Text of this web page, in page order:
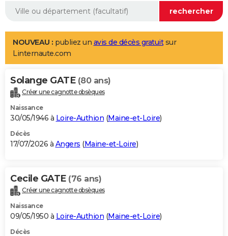
Aménagement intérieur
LIFESTYLE
Art de vivre
Bien-être
Loisirs
Mode
Modes de vie
Alimentation
Guide de la santé
Maladies
Médicaments
Sommeil
VOYAGE
Destinations
City break
Voyage nature
Voyage de noces
Forum
Climat
+PHOTO
GUIDES D'ACHAT
BONS PLANS
Carte de Noël
Carte Bonne année
Carte Saint-Valentin
Carte Pâques
Carte d'anniversaire
DICTIONNAIRE
Dictionnaire
Biographies
Citations
Expressions
Proverbes
PROGRAMME TV
NOUVEAU : publiez un avis de décès gratuitsur
Linternaute.com
Solange GATE (80 ans)
Créer une cagnotte obsèques
Naissance
30/05/1946 à Loire-Authion (Maine-et-Loire)
Décès
17/07/2026 à Angers (Maine-et-Loire)
Cecile GATE (76 ans)
Créer une cagnotte obsèques
Naissance
09/05/1950 à Loire-Authion (Maine-et-Loire)
Décès